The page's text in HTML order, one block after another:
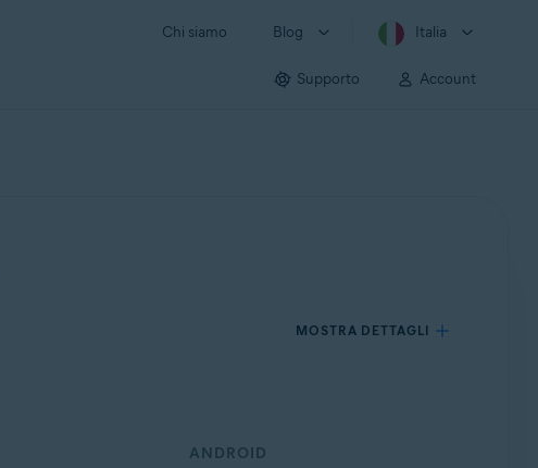
Chi siamo Blog Italia
Supporto Account
MOSTRA DETTAGLI
ANDROID